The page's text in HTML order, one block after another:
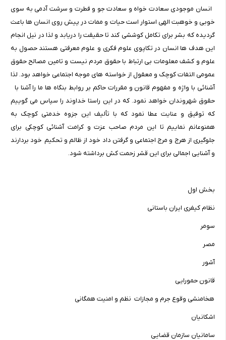
انسان موجودی سعادت خواه و سعادت جو و فطرت و سرشت آدمی به سوی
خوبی و خوهبت الهی استوار است حیات و ممات در پیش روی انسان ها باعث
گردیده که بشر برای تکامل کوششی کند تا حقیقت را دریابد و لذا در نیل انجام
این هدف ها انسان در تکاپوی علوم فکری و علوم معرفتی هستند حصول به
علوم و کشف معلومات بی ارتباط با حقوق مردم نیست و تامین مصالح حقوق
عمومی التفات کوچک و معقول از خواسته های موجه اجتماعی خواهد بود. لذا
آشنائی با واژه و مفهوم قانون و مقررات حاکم بر روابط بنگاه ها ما را آشنا با
حقوق شهروندان خواهد نمود. که در این راستا خداوند را سپاس می گوییم
که توفیق و عنایت عطا نمود که با تألیف این جزوه خدمتی کوچک به
همنوعانم نماییم تا این مردم صاحب عزت و کرامت آشنائی کوچکی برای
جلوگیری از هرج و مرج اجتماعی و گرفتن داد خود از ظالم و تحکیم خود بردارند
و آ‎شنایی اجمالی برای این قشر زحمت کش برداشته شود.
بخش اول
نظام کیفری ایران باستانی
سومر
مصر
آشور
قانون حمورایی
هخامنشی وقوع جرم و مجازات  نظم و امنیت همگانی
اشکانیان
سامانیان سازمان قضایی